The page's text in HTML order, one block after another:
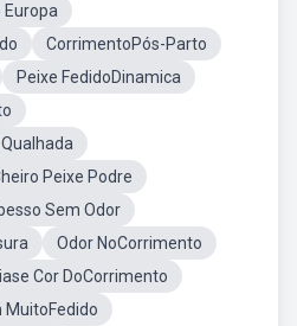
Europa
CorrimentoPós-Parto
Peixe FedidoDinamica
Peixe Podre
Sem Odor
Odor NoCorrimento
Cor DoCorrimento
MuitoFedido